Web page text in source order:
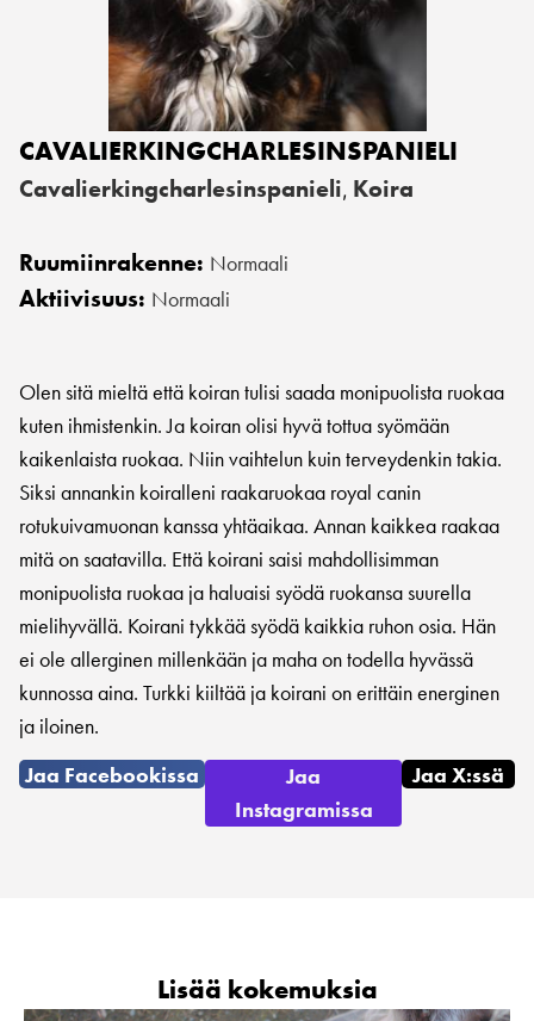
CAVALIERKINGCHARLESINSPANIELI
Cavalierkingcharlesinspanieli, Koira
Ruumiinrakenne: Normaali
Aktiivisuus: Normaali
Olen sitä mieltä että koiran tulisi saada monipuolista ruokaa
kuten ihmistenkin. Ja koiran olisi hyvä tottua syömään
kaikenlaista ruokaa. Niin vaihtelun kuin terveydenkin takia.
Siksi annankin koiralleni raakaruokaa royal canin
rotukuivamuonan kanssa yhtäaikaa. Annan kaikkea raakaa
mitä on saatavilla. Että koirani saisi mahdollisimman
monipuolista ruokaa ja haluaisi syödä ruokansa suurella
mielihyvällä. Koirani tykkää syödä kaikkia ruhon osia. Hän
ei ole allerginen millenkään ja maha on todella hyvässä
kunnossa aina. Turkki kiiltää ja koirani on erittäin energinen
ja iloinen.
Jaa Facebookissa
Jaa
Instagramissa
Jaa X:ssä
Lisää kokemuksia